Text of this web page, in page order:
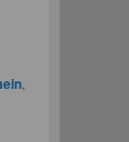
,